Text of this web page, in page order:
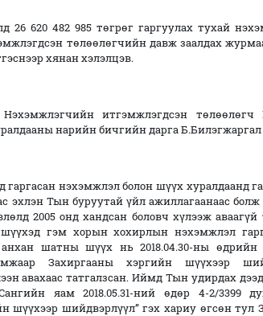
26 620 482 985 төгрөг гаргуулах тухай
төлөөлөгчийн давж заалдах
хянан хэлэлцэв.
итгэмжлэгдсэн төлөөлөгч
нарийн бичгийн дарга Б.Билэгжаргал
нэхэмжлэл болон шүүх хуралдаанд
эхлэн Тын буруутай үйл ажиллагаанаас
2005 онд хандсан боловч хүлээж аваагүй
гэм хорын хохирлын нэхэмжлэл
шатны шүүх нь 2018.04.30-ны өдрийн
Захиргааны хэргийн шүүхээр
авахаас татгалзсан. Иймд Тын удирдах
яам 2018.05.31-ний өдөр 4-2/3399
шүүхээр шийдвэрлүүл” гэх хариу өгсөн тул